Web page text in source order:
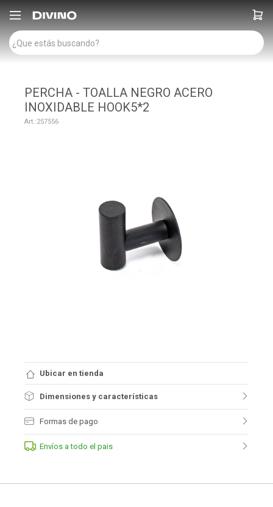

PERCHA - TOALLA NEGRO ACERO
INOXIDABLE HOOK5*2
257556
Ubicar en tienda
Dimensiones y características
Formas de pago
Envíos a todo el pais